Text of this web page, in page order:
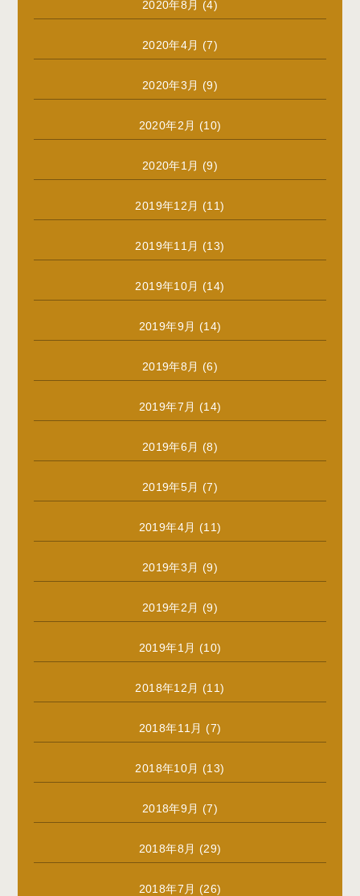
2020年8月 (4)
2020年4月 (7)
2020年3月 (9)
2020年2月 (10)
2020年1月 (9)
2019年12月 (11)
2019年11月 (13)
2019年10月 (14)
2019年9月 (14)
2019年8月 (6)
2019年7月 (14)
2019年6月 (8)
2019年5月 (7)
2019年4月 (11)
2019年3月 (9)
2019年2月 (9)
2019年1月 (10)
2018年12月 (11)
2018年11月 (7)
2018年10月 (13)
2018年9月 (7)
2018年8月 (29)
2018年7月 (26)